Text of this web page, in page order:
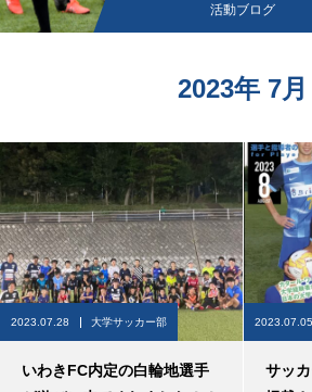
活動ブログ
2023年 7月
2023.07.28 大学サッカー部
いわきFC内定の白輪地選手
2023.07.05
サッ